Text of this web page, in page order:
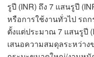
รูปี (INR) ถึง 7 แสนรูปี
หรือการใช้งานทั่วไป รถ
ตั้งแต่ประมาณ 7 แสนรูปี
เสนอความสมดุลระหว่า